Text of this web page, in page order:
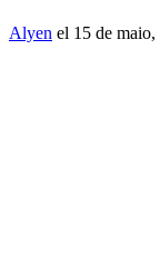
Alyen el 15 de